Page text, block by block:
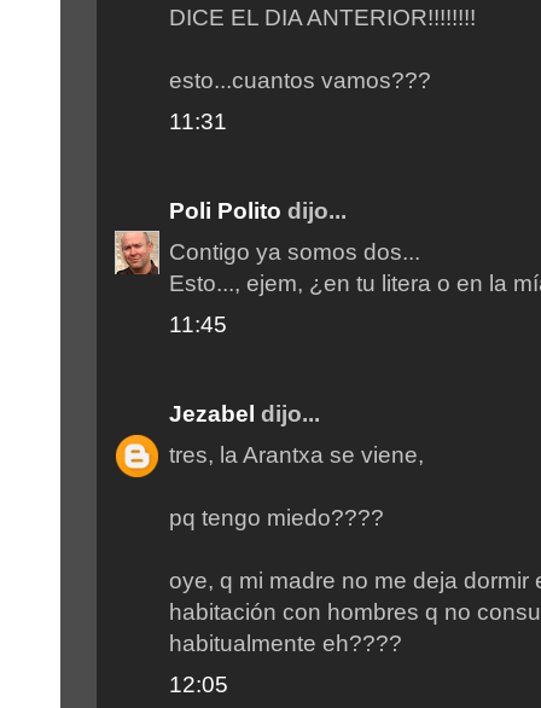
DICE EL DIA ANTERIOR!!!!!!!!
esto...cuantos vamos???
11:31
Poli Polito dijo...
Contigo ya somos dos...
Esto..., ejem, ¿en tu litera o en la
11:45
Jezabel dijo...
tres, la Arantxa se viene,
pq tengo miedo????
oye, q mi madre no me deja dormir
habitación con hombres q no
habitualmente eh????
12:05